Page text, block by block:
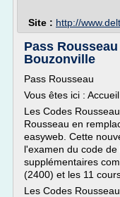
Site : http://
Pass
Bouzonville
Pass Rousseau
Vous êtes ici :
Les Codes
Rousseau en
easyweb. Cette
l'examen du code
supplémentaires
(2400) et les 11
Les Codes